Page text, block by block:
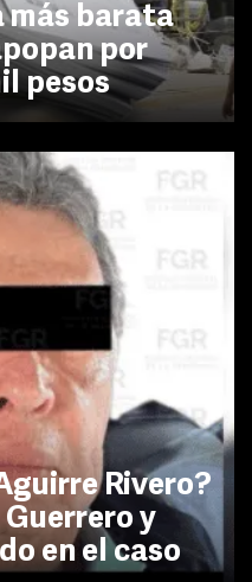
más barata
por
pesos
Rivero?
y
en el caso